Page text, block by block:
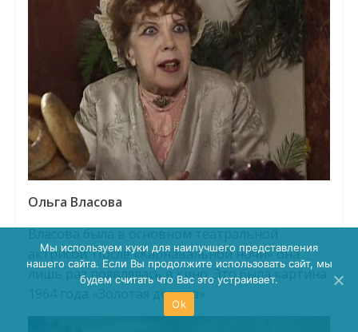
Ольга Власова
актрисой. После «Карнавальной ночи» она
лишь раз появлялась в кино. Это была картина
1964 года «Золотая долина».
Мы используем куки для наилучшего представления
нашего сайта. Если Вы продолжите использовать сайт, мы
будем считать что Вас это устраивает.
Ok